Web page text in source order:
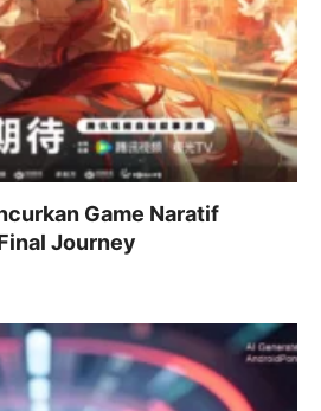
Game Naratif
Journey